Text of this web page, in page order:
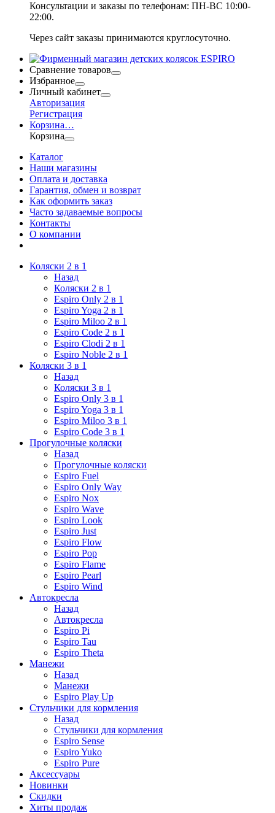
Консультации и заказы по телефонам: ПН-ВС 10:00-
22:00.
Через сайт заказы принимаются круглосуточно.
Сравнение товаров
Избранное
Личный кабинет
Авторизация
Регистрация
Корзина…
Корзина
Каталог
Наши магазины
Оплата и доставка
Гарантия, обмен и возврат
Как оформить заказ
Часто задаваемые вопросы
Контакты
О компании
Коляски 2 в 1
Назад
Коляски 2 в 1
Espiro Only 2 в 1
Espiro Yoga 2 в 1
Espiro Miloo 2 в 1
Espiro Code 2 в 1
Espiro Clodi 2 в 1
Espiro Noble 2 в 1
Коляски 3 в 1
Назад
Коляски 3 в 1
Espiro Only 3 в 1
Espiro Yoga 3 в 1
Espiro Miloo 3 в 1
Espiro Code 3 в 1
Прогулочные коляски
Назад
Прогулочные коляски
Espiro Fuel
Espiro Only Way
Espiro Nox
Espiro Wave
Espiro Look
Espiro Just
Espiro Flow
Espiro Pop
Espiro Flame
Espiro Pearl
Espiro Wind
Автокресла
Назад
Автокресла
Espiro Pi
Espiro Tau
Espiro Theta
Манежи
Назад
Манежи
Espiro Play Up
Стульчики для кормления
Назад
Стульчики для кормления
Espiro Sense
Espiro Yuko
Espiro Pure
Аксессуары
Новинки
Скидки
Хиты продаж